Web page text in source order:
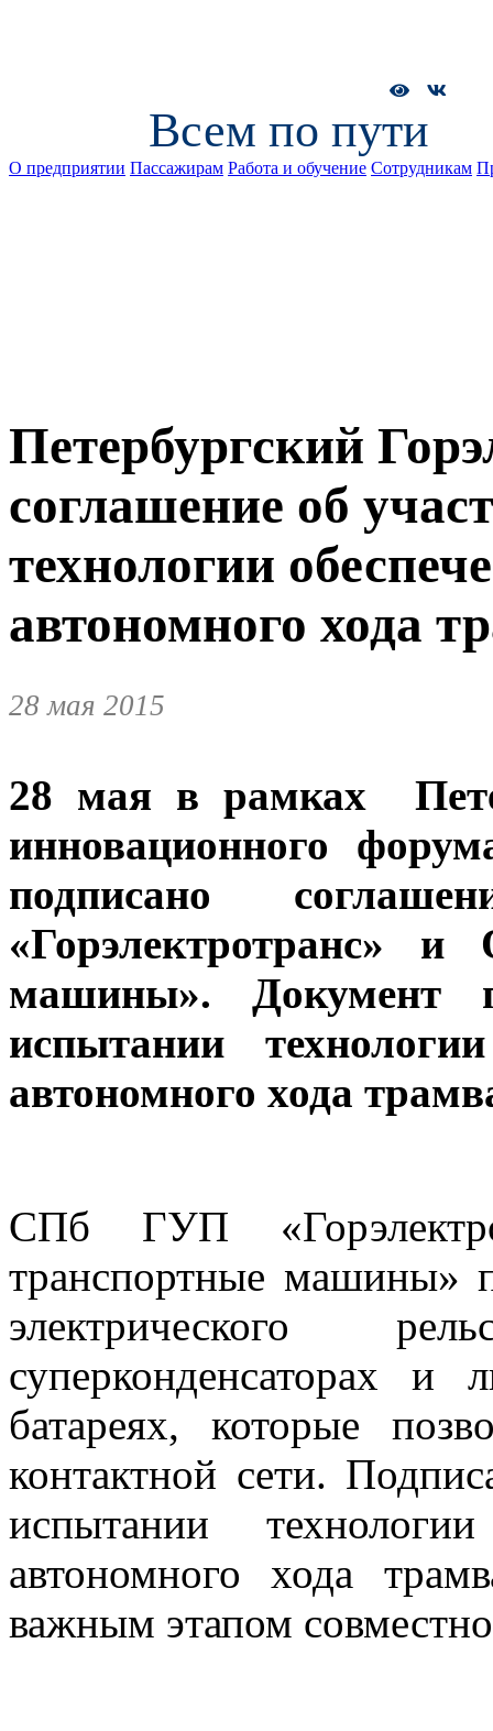
Всем по пути
О предприятии Пассажирам Работа и обучение Сотрудникам
Петербургский
соглашение об
технологии
автономного хода
28 мая 2015
28 мая в рамках
инновационного
подписано
«Горэлектротранс»
машины». Документ
испытании
автономного хода
СПб ГУП
транспортные машины»
электрического
суперконденсаторах и
батареях, которые
контактной сети.
испытании
автономного хода
важным этапом